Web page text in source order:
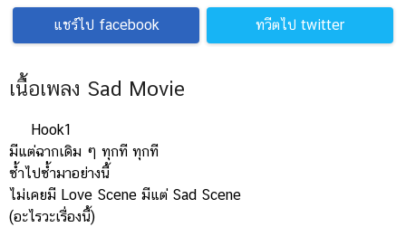
แชร์ไป facebook ทวีตไป twitter
เนื้อเพลง Sad Movie
Hook1
มีแต่ฉากเดิม ๆ ทุกที ทุกที
ซ้ำไปซ้ำมาอย่างนี้
ไม่เคยมี Love Scene มีแต่ Sad Scene
(อะไรวะเรื่องนี้)